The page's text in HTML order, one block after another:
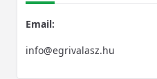
Email:
info@egrivalasz.hu